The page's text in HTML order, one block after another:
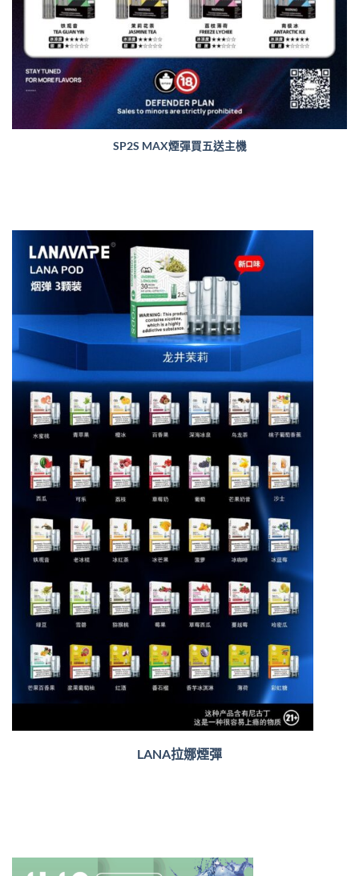
SP2S MAX煙彈買五送主機
LANA拉娜煙彈